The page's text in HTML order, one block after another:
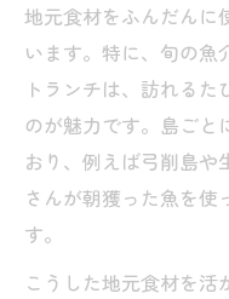
地元食材をふんだんに
います。特に、旬の魚
トランチは、訪れる
のが魅力です。島ごと
おり、例えば弓削島や
さんが朝獲った魚を
す。
こうした地元食材を